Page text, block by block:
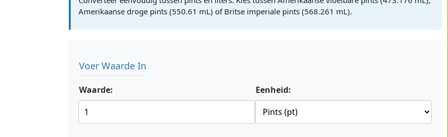
Amerikaanse droge pints (550.61 mL) of Britse imperiale pints (568.261 mL).
Voer Waarde In
Waarde: Eenheid: